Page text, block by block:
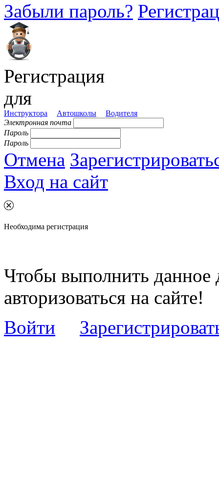
Забыли пароль?
Регистрация
для
Инструктора Автошколы
Водителя
Электронная почта
Пароль
Пароль
Отмена
Вход на сайт
Необходима регистрация
Чтобы выполнить данное
авторизоваться на сайте!
Войти